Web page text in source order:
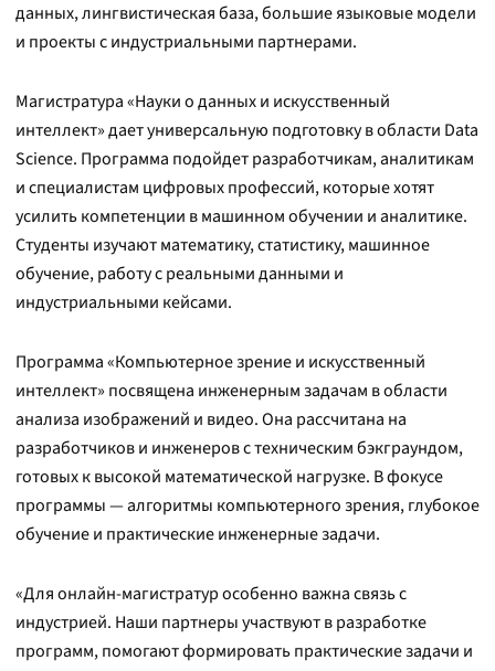
данных, лингвистическая база, большие языковые модели
и проекты с индустриальными партнерами.
Магистратура «Науки о данных и искусственный
интеллект» дает универсальную подготовку в области Data
Science. Программа подойдет разработчикам, аналитикам
и специалистам цифровых профессий, которые хотят
усилить компетенции в машинном обучении и аналитике.
Студенты изучают математику, статистику, машинное
обучение, работу с реальными данными и
индустриальными кейсами.
Программа «Компьютерное зрение и искусственный
интеллект» посвящена инженерным задачам в области
анализа изображений и видео. Она рассчитана на
разработчиков и инженеров с техническим бэкграундом,
готовых к высокой математической нагрузке. В фокусе
программы — алгоритмы компьютерного зрения, глубокое
обучение и практические инженерные задачи.
«Для онлайн-магистратур особенно важна связь с
индустрией. Наши партнеры участвуют в разработке
программ, помогают формировать практические задачи и